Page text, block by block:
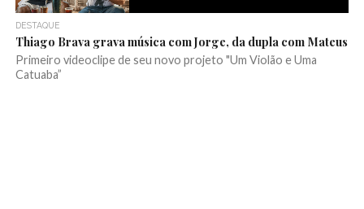
DESTAQUE
Thiago Brava grava música com Jorge, da dupla com Mateus
Primeiro videoclipe de seu novo projeto "Um Violão e Uma
Catuaba”